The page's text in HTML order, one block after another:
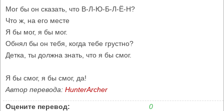
Мог бы он сказать, что В-Л-Ю-Б-Л-Ё-Н?
Что ж, на его месте
Я бы мог, я бы мог.
Обнял бы он тебя, когда тебе грустно?
Детка, ты должна знать, что я бы смог.
Я бы смог, я бы смог, да!
Автор перевода: HunterArcher
Оцените перевод: 0